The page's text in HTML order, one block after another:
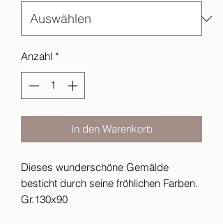
Anzahl *
In den Warenkorb
Dieses wunderschöne Gemälde
besticht durch seine fröhlichen Farben.
Gr.130x90